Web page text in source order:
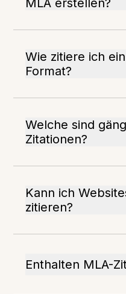
MLA erstellen?
Wie zitiere ich
Format?
Welche sind
Zitationen?
Kann ich
zitieren?
Enthalten MLA-